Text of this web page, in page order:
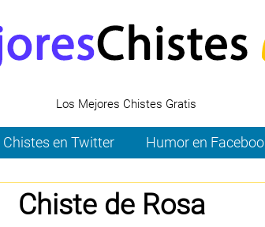
Los Mejores Chistes Gratis
Chistes en Twitter Humor en
Chiste de Rosa